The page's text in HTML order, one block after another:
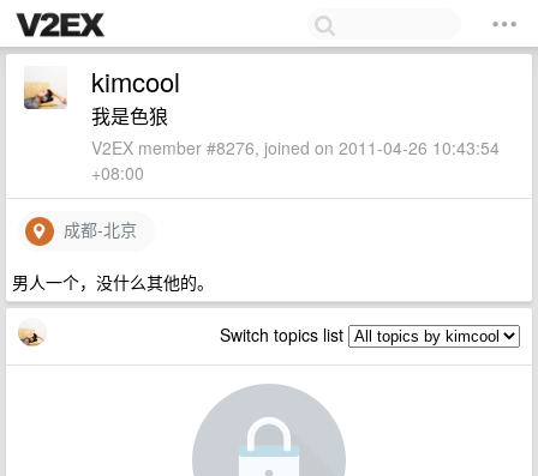
kimcool
我是色狼
V2EX member #8276, joined on 2011-04-26 10:43:54
+08:00
成都-北京
男人一个，没什么其他的。
Switch topics list